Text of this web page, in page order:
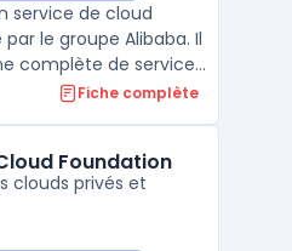
service de cloud
le groupe Alibaba. Il
complète de services
allant du
mais continue de
...
Fiche complète
Foundation
clouds privés et